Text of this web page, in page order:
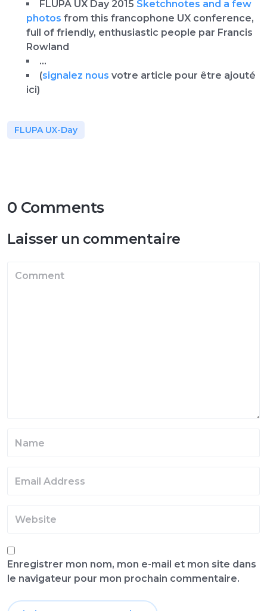
FLUPA UX Day 2015 Sketchnotes and a few
photos from this francophone UX conference,
full of friendly, enthusiastic people par Francis
Rowland
…
(signalez nous votre article pour être ajouté
ici)
FLUPA UX-Day
0 Comments
Laisser un commentaire
Enregistrer mon nom, mon e-mail et mon site dans
le navigateur pour mon prochain commentaire.